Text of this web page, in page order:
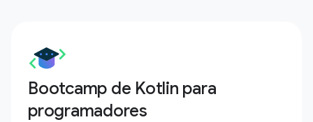
Bootcamp de Kotlin para
programadores